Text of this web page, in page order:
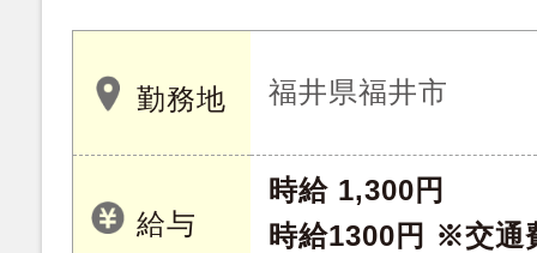
勤務地 福井県福井市
給与
時給 1,300円
時給1300円 ※交通